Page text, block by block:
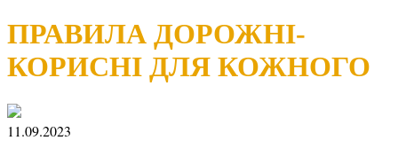
ПРАВИЛА ДОРОЖНІ-
КОРИСНІ ДЛЯ КОЖНОГО
11.09.2023